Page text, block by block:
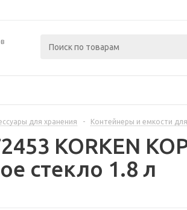
для хранения - Контейнеры и емкости
KORKEN
стекло 1.8 л